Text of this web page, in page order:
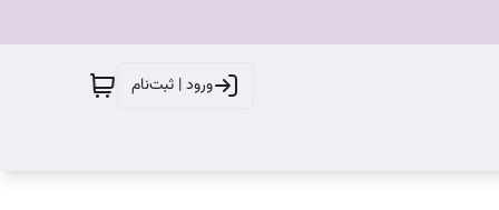
ورود | ثبت‌نام